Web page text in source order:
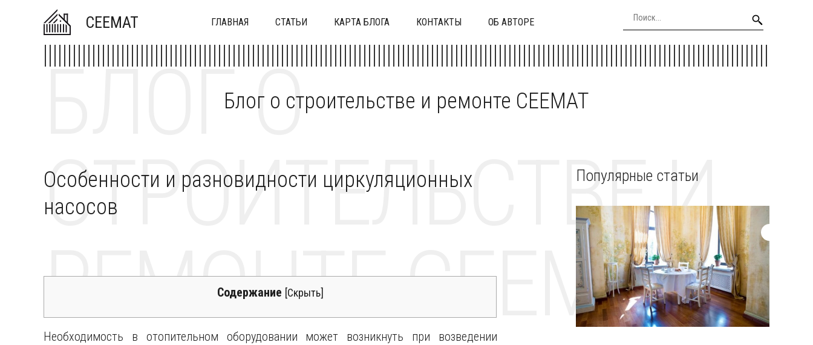
CEEMAT ГЛАВНАЯ СТАТЬИ КАРТА БЛОГА КОНТАКТЫ ОБ АВТОРЕ
Блог о строительстве и ремонте CEEMAT
БЛОГ О
СТРОИТЕЛЬСТВЕ И
РЕМОНТЕ CEEMAT
Особенности и разновидности циркуляционных
насосов
Содержание [Скрыть]
Необходимость в отопительном оборудовании может возникнуть при возведении
Популярные статьи